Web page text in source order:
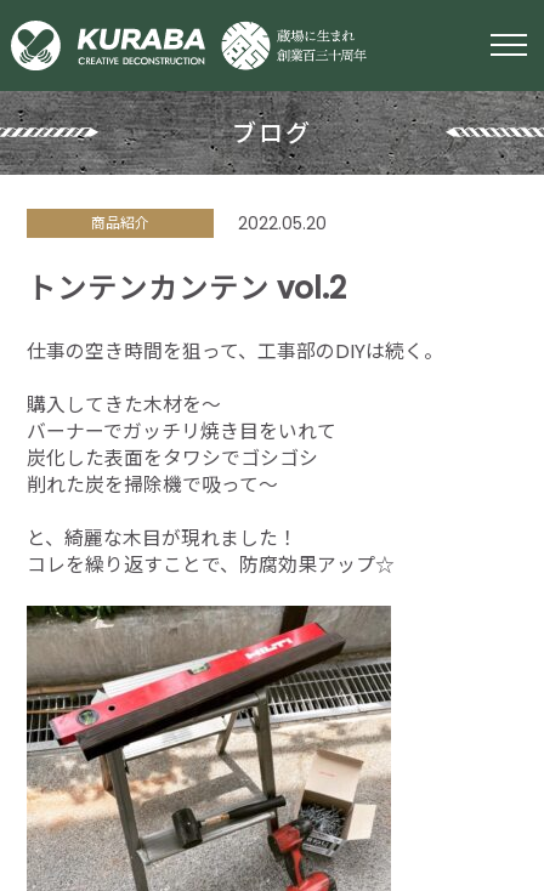
ブログ
商品紹介 2022.05.20
トンテンカンテン vol.2
仕事の空き時間を狙って、工事部のDIYは続く。
購入してきた木材を～
バーナーでガッチリ焼き目をいれて
炭化した表面をタワシでゴシゴシ
削れた炭を掃除機で吸って～
と、綺麗な木目が現れました！
コレを繰り返すことで、防腐効果アップ☆